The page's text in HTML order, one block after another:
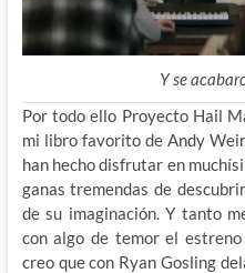
Y se
Por todo ello Proyecto Hail
mi libro favorito de Andy
han hecho disfrutar en
ganas tremendas de
de su imaginación. Y tanto
con algo de temor el
creo que con Ryan Gosling